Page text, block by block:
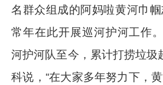
名群众组成的阿妈啦黄河巾
常年在此开展巡河护河工作
河护河队至今，累计打捞垃圾
科说，“在大家多年努力下，